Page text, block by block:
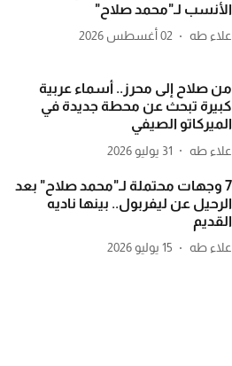
الأنسب لـ"محمد صلاح"
علاء طه 02 أغسطس 2026
من صلاح إلى محرز.. أسماء عربية
كبيرة تبحث عن محطة جديدة في
الميركاتو الصيفي
علاء طه 31 يوليو 2026
7 وجهات محتملة لـ"محمد صلاح" بعد
الرحيل عن ليفربول.. بينها ناديه
القديم
علاء طه 15 يوليو 2026